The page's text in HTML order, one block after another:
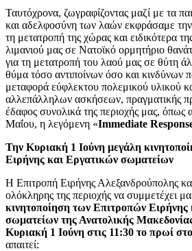
Ταυτόχρονα, ζωγραφίζοντας μαζί με τα
και αδελφοσύνη των λαών εκφράσαμε την
τη μετατροπή της χώρας και ειδικότερα
λιμανιού μας σε Νατοϊκό ορμητήριο
για τη μετατροπή του λαού μας σε θύτη
θύμα τόσο αντιποίνων όσο και κινδύνων
μεταφορά εύφλεκτου πολεμικού υλικού
αλλεπάλληλων ασκήσεων, πραγματικής
έδαφος συνολικά της περιοχής μας, όπως
Μαΐου, η λεγόμενη «Immediate
Την Κυριακή 1 Ιούνη μεγάλη
Ειρήνης και Εργατικών σωματείων
Η Επιτροπή Ειρήνης Αλεξανδρούπολης
ολόκληρης της περιοχής να συμμετέχει
κινητοποίηση των Επιτροπών Ειρήνης
σωματείων της Ανατολικής
Κυριακή 1 Ιούνη στις 11:30 το πρωί
απαιτεί: